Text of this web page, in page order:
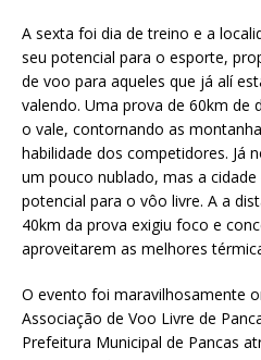
A sexta foi dia de treino e a
seu potencial para o esporte,
de voo para aqueles que já alí
valendo. Uma prova de 60km de
o vale, contornando as
habilidade dos competidores. Já
um pouco nublado, mas a
potencial para o vôo livre. A a
40km da prova exigiu foco e
aproveitarem as melhores
O evento foi maravilhosamente
Associação de Voo Livre de
Prefeitura Municipal de Pancas